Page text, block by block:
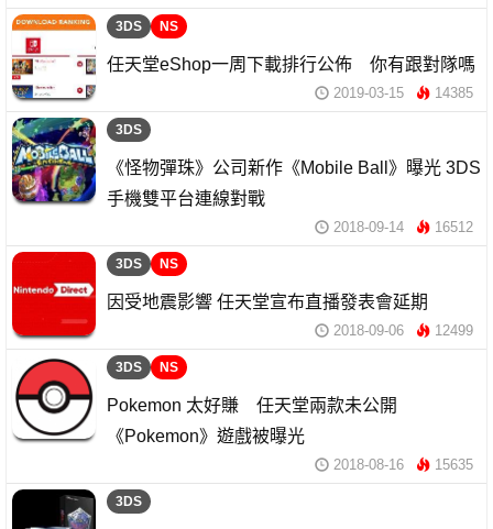
3DS NS
任天堂eShop一周下載排行公佈 你有跟對隊嗎
2019-03-15 14385
3DS
《怪物彈珠》公司新作《Mobile Ball》曝光 3DS
手機雙平台連線對戰
2018-09-14 16512
3DS NS
因受地震影響 任天堂宣布直播發表會延期
2018-09-06 12499
3DS NS
Pokemon 太好賺 任天堂兩款未公開
《Pokemon》遊戲被曝光
2018-08-16 15635
3DS